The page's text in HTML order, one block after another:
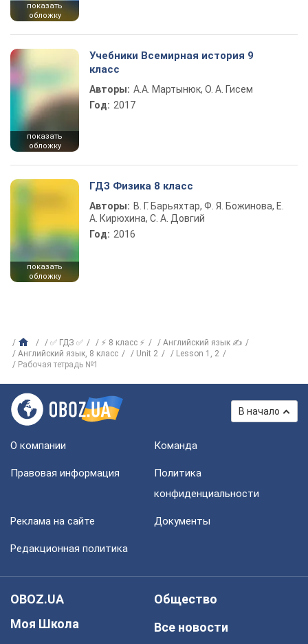
показать
обложку
показать
обложку
Учебники Всемирная история 9
класс
Авторы: А.А. Мартынюк, О. А. Гисем
Год: 2017
показать
обложку
ГДЗ Физика 8 класс
Авторы: В. Г. Барьяхтар, Ф. Я. Божинова, Е.
А. Кирюхина, С. А. Довгий
Год: 2016
✅ ГДЗ ✅ ⚡ 8 класс ⚡
Английский язык ✍
Английский язык, 8 класс
Unit 2
Lesson 1, 2
Рабочая тетрадь №1
В начало
О компании Команда
Правовая информация
Политика
конфиденциальности
Реклама на сайте Документы
Редакционная политика
OBOZ.UA
Моя Школа
Общество
Все новости